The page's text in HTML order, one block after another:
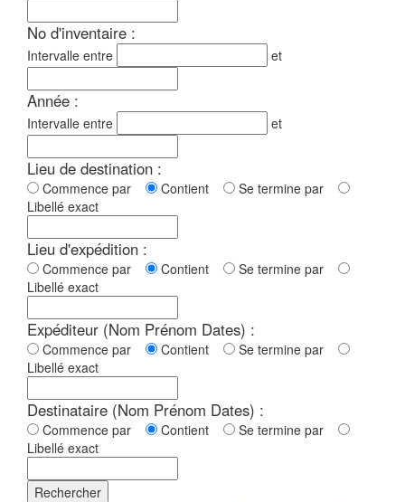
No d'inventaire :
Intervalle entre et
Année :
Intervalle entre et
Lieu de destination :
Commence par Contient
Se termine par
Libellé exact
Lieu d'expédition :
Commence par Contient
Se termine par
Libellé exact
Expéditeur (Nom Prénom Dates) :
Commence par Contient
Se termine par
Libellé exact
Destinataire (Nom Prénom Dates) :
Commence par Contient
Se termine par
Libellé exact
Rechercher